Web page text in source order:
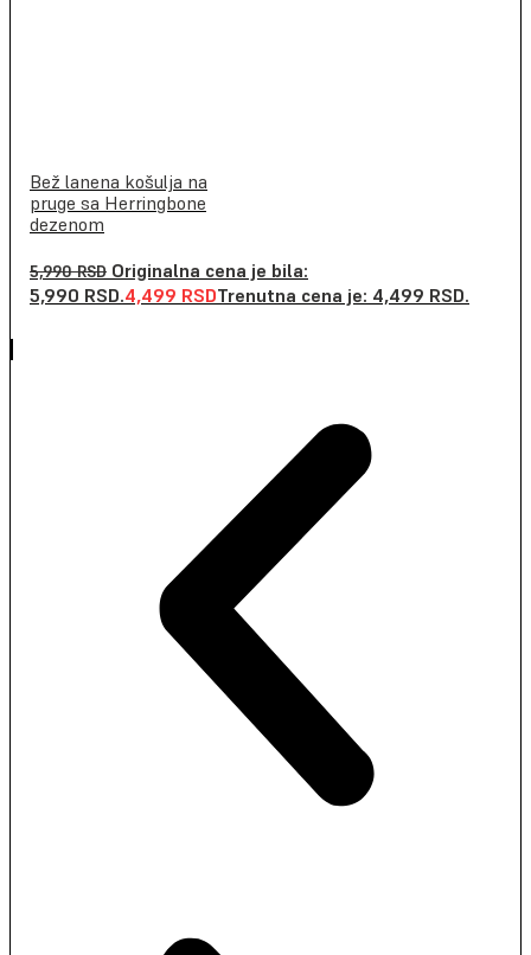
Bež lanena košulja na
pruge sa Herringbone
dezenom
5,990RSD Originalna cena je bila:
5,990 RSD.4,499 RSDTrenutna cena je: 4,499 RSD.